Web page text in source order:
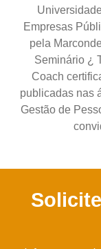
Empresas
pela
Seminário ¿
Coach
publicadas nas
Gestão de